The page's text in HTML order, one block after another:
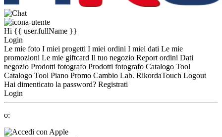
Hi {{ user.fullName }}
Login
Le mie foto I miei progetti I miei ordini I miei dati Le mie
promozioni Le mie giftcard Il tuo negozio Report ordini Dati
negozio Prodotti fotografo Prodotti fotografo Catalogo Tool
Catalogo Tool Piano Promo Cambio Lab. RikordaTouch Logout
Hai dimenticato la password? Registrati
Login
o: